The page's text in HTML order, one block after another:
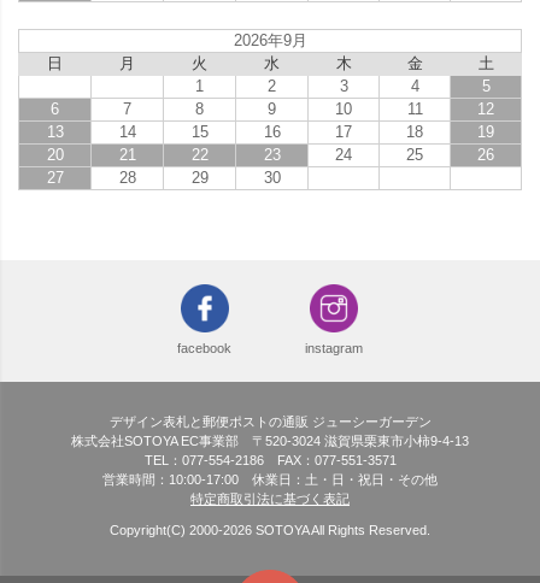
2026年9月
日
月 火 水 木 金
土
1
2 3 4
5
6
7 8 9 10 11
12
13
14 15 16 17 18
19
20
21 22 23 24 25
26
27
28 29 30
facebook instagram
デザイン表札と郵便ポストの通販 ジューシーガーデン
株式会社SOTOYA EC事業部 〒520-3024 滋賀県栗東市小柿9-4-13
TEL：077-554-2186 FAX：077-551-3571
営業時間：10:00-17:00 休業日：土・日・祝日・その他
特定商取引法に基づく表記
Copyright(C) 2000-2026 SOTOYA All Rights Reserved.